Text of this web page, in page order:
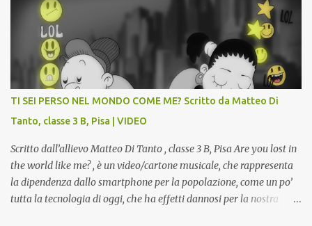
d’Arte, finanziato dal Miur a valere sui Bandi PON, che trasformerà
la Gipsoteca in un laboratorio didattico.Venti ragazzi del Liceo
potranno studiare e riscoprire: i Gessi storici dell’ex-Istituto d’Arte,
attualmente musealizzati nella Gipsoteca della Biblioteca
Comunale "Peppino Impastato" di Cascina. Quadri, disegni,
progetti di arredamento e di mobili, intarsi ed intagli lignei
da allievi e studenti dell’Istituto d’Arte durante il...
TI SEI PERSO NEL MONDO COME ME? Scritto da Matteo Di
Tanto, classe 3 B, Pisa | VIDEO
Scritto dall’allievo Matteo Di Tanto , classe 3 B, Pisa Are you lost in
the world like me? , è un video/cartone musicale, che rappresenta
la dipendenza dallo smartphone per la popolazione, come un po’
tutta la tecnologia di oggi, che ha effetti dannosi per la nostra